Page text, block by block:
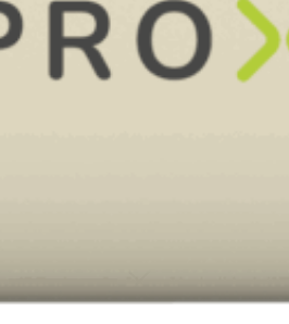
Umweltproduktdeklarationen
Unternehmen
Über Uns
Kontakt